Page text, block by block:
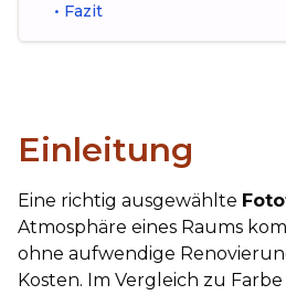
Einleitung
Eine richtig ausgewählte
Atmosphäre eines Raums
ohne aufwendige
Kosten. Im Vergleich zu
• Fazit